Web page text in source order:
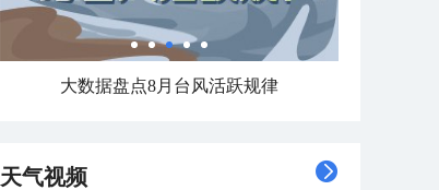
大数据盘点8月台风活跃规律
天气视频